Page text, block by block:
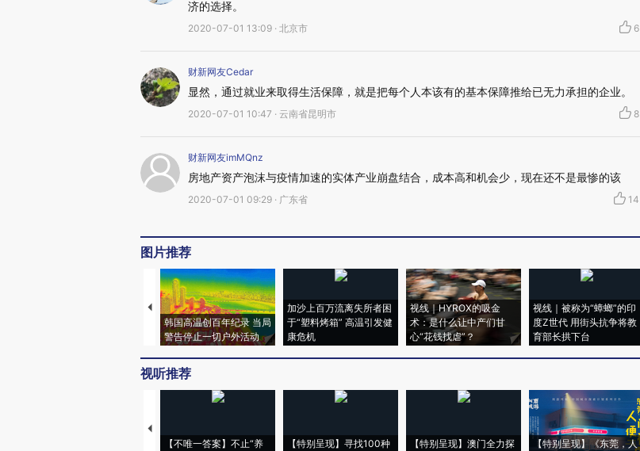
济的选择。
2020-07-01 13:09 · 北京市 6
财新网友Cedar
显然，通过就业来取得生活保障，就是把每个人本该有的基本保障推给已无力承担的企业。
2020-07-01 10:47 · 云南省昆明市 8
财新网友imMQnz
房地产资产泡沫与疫情加速的实体产业崩盘结合，成本高和机会少，现在还不是最惨的该
2020-07-01 09:29 · 广东省 14
图片推荐
韩国高温创百年纪录 当局
警告停止一切户外活动
加沙上百万流离失所者困
于“塑料烤箱” 高温引发健
康危机
视线｜HYROX的吸金
术：是什么让中产们甘
心“花钱找虐”？
视线｜被称为“蟑螂”的印
度Z世代 用街头抗争将教
育部长拱下台
视听推荐
【不唯一答案】不止“养
【特别呈现】寻找100种
【特别呈现】澳门全力探
【特别呈现】《东莞，人